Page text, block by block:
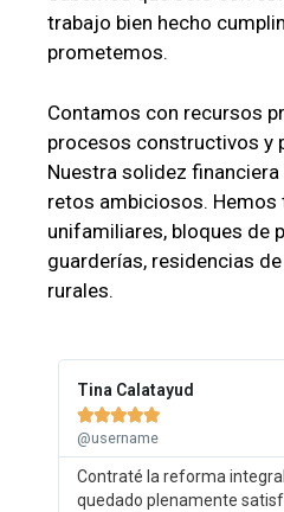
trabajo bien hecho
prometemos.
Contamos con recursos
procesos constructivos y
Nuestra solidez
retos ambiciosos. Hemos
unifamiliares, bloques de
guarderías, residencias
rurales.
Tina Calatayud

@username
Contraté la reforma
quedado plenamente